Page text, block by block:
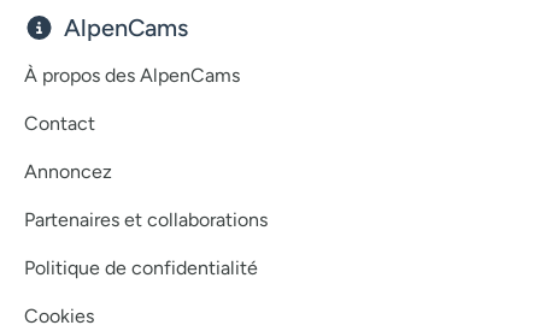
AlpenCams
À propos des AlpenCams
Contact
Annoncez
Partenaires et collaborations
Politique de confidentialité
Cookies